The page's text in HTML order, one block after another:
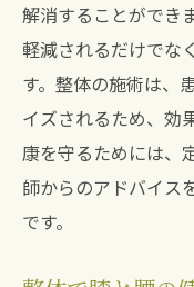
解消することができ
軽減されるだけでな
す。整体の施術は、
イズされるため、効
康を守るためには、
師からのアドバイス
です。